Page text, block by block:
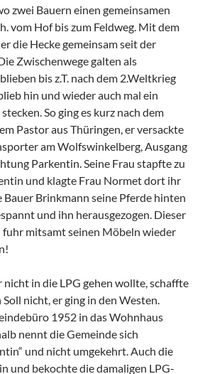
zwei Bauern einen gemeinsamen
vom Hof bis zum Feldweg. Mit dem
die Hecke gemeinsam seit der
Zwischenwege galten als
bis z.T. nach dem 2.Weltkrieg
hin und wieder auch mal ein
So ging es kurz nach dem
Pastor aus Thüringen, er versackte
am Wolfswinkelberg, Ausgang
Parkentin. Seine Frau stapfte zu
und klagte Frau Normet dort ihr
Bauer Brinkmann seine Pferde hinten
und ihn herausgezogen. Dieser
mitsamt seinen Möbeln wieder
nicht in die LPG gehen wollte, schaffte
nicht, er ging in den Westen.
1952 in das Wohnhaus
nennt die Gemeinde sich
und nicht umgekehrt. Auch die
und bekochte die damaligen LPG-